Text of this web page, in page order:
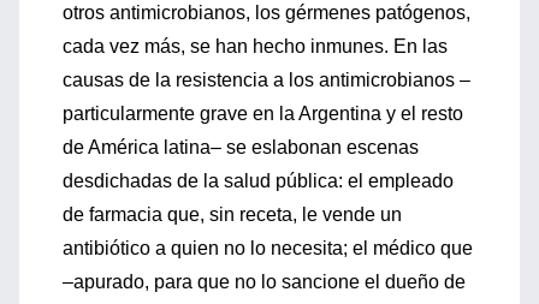
otros antimicrobianos, los gérmenes patógenos,
cada vez más, se han hecho inmunes. En las
causas de la resistencia a los antimicrobianos –
particularmente grave en la Argentina y el resto
de América latina– se eslabonan escenas
desdichadas de la salud pública: el empleado
de farmacia que, sin receta, le vende un
antibiótico a quien no lo necesita; el médico que
–apurado, para que no lo sancione el dueño de